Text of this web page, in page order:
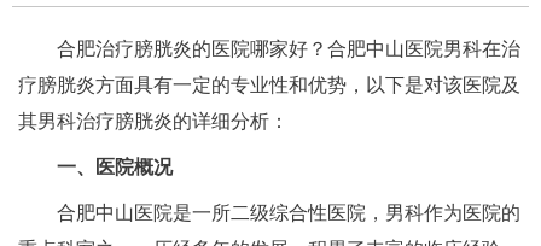
合肥治疗膀胱炎的医院哪家好？合肥中山医院男科在治
疗膀胱炎方面具有一定的专业性和优势，以下是对该医院及
其男科治疗膀胱炎的详细分析：
一、医院概况
合肥中山医院是一所二级综合性医院，男科作为医院的